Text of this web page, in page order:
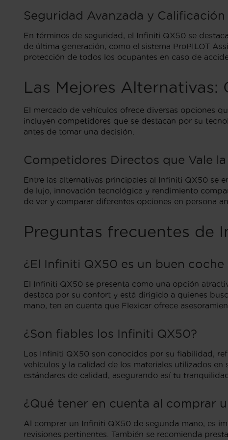
Seguridad Avanzada y
En términos de seguridad, el Infiniti QX50 se
de última generación, como el sistema ProPILOT
protección de todos los ocupantes en caso de
Las Mejores
El mercado de vehículos ofrece diversas opciones
incluyen competidores que se destacan por su
antes de tomar una decisión.
Competidores Directos que Vale
Entre las alternativas principales al Infiniti QX50 se
de lujo, innovación tecnológica y rendimiento
de ver y comparar diferentes opciones en persona
Preguntas frecuentes de
¿El Infiniti QX50 es un buen
El Infiniti QX50 se presenta como una opción
destaca por su confort y está dirigido a quienes
mano, ten en cuenta que Flexicar ofrece
¿Son fiables los Infiniti QX50?
Los Infiniti QX50 son conocidos por su fiabilidad,
vehículos y la calidad de los materiales utilizados
estándares de calidad, asegurando así tu
¿Qué tener en cuenta al comprar
Al comprar un Infiniti QX50 de segunda mano, es
revisiones pertinentes. También se recomienda